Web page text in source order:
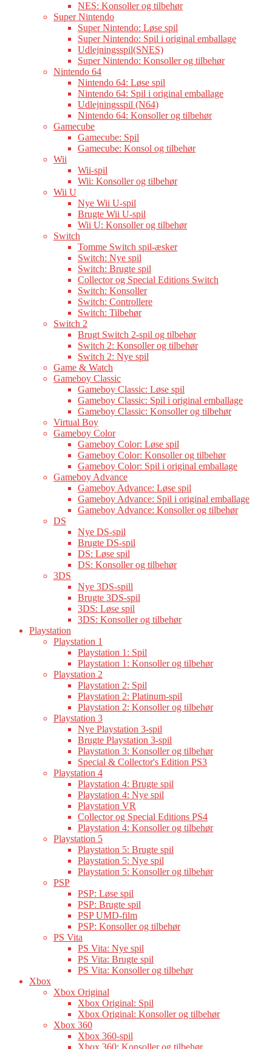
NES: Konsoller og tilbehør
Super Nintendo
Super Nintendo: Løse spil
Super Nintendo: Spil i original emballage
Udlejningsspil(SNES)
Super Nintendo: Konsoller og tilbehør
Nintendo 64
Nintendo 64: Løse spil
Nintendo 64: Spil i original emballage
Udlejningsspil (N64)
Nintendo 64: Konsoller og tilbehør
Gamecube
Gamecube: Spil
Gamecube: Konsol og tilbehør
Wii
Wii-spil
Wii: Konsoller og tilbehør
Wii U
Nye Wii U-spil
Brugte Wii U-spil
Wii U: Konsoller og tilbehør
Switch
Tomme Switch spil-æsker
Switch: Nye spil
Switch: Brugte spil
Collector og Special Editions Switch
Switch: Konsoller
Switch: Controllere
Switch: Tilbehør
Switch 2
Brugt Switch 2-spil og tilbehør
Switch 2: Konsoller og tilbehør
Switch 2: Nye spil
Game & Watch
Gameboy Classic
Gameboy Classic: Løse spil
Gameboy Classic: Spil i original emballage
Gameboy Classic: Konsoller og tilbehør
Virtual Boy
Gameboy Color
Gameboy Color: Løse spil
Gameboy Color: Konsoller og tilbehør
Gameboy Color: Spil i original emballage
Gameboy Advance
Gameboy Advance: Løse spil
Gameboy Advance: Spil i original emballage
Gameboy Advance: Konsoller og tilbehør
DS
Nye DS-spil
Brugte DS-spil
DS: Løse spil
DS: Konsoller og tilbehør
3DS
Nye 3DS-spill
Brugte 3DS-spil
3DS: Løse spil
3DS: Konsoller og tilbehør
Playstation
Playstation 1
Playstation 1: Spil
Playstation 1: Konsoller og tilbehør
Playstation 2
Playstation 2: Spil
Playstation 2: Platinum-spil
Playstation 2: Konsoller og tilbehør
Playstation 3
Nye Playstation 3-spil
Brugte Playstation 3-spil
Playstation 3: Konsoller og tilbehør
Special & Collector's Edition PS3
Playstation 4
Playstation 4: Brugte spil
Playstation 4: Nye spil
Playstation VR
Collector og Special Editions PS4
Playstation 4: Konsoller og tilbehør
Playstation 5
Playstation 5: Brugte spil
Playstation 5: Nye spil
Playstation 5: Konsoller og tilbehør
PSP
PSP: Løse spil
PSP: Brugte spil
PSP UMD-film
PSP: Konsoller og tilbehør
PS Vita
PS Vita: Nye spil
PS Vita: Brugte spil
PS Vita: Konsoller og tilbehør
Xbox
Xbox Original
Xbox Original: Spil
Xbox Original: Konsoller og tilbehør
Xbox 360
Xbox 360-spil